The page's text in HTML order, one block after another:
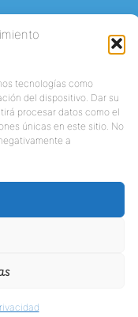
tecnologías como
del dispositivo. Dar su
procesar datos como el
únicas en este sitio. No
a